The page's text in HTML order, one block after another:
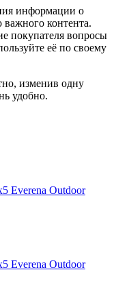
информации о
важного контента.
покупателя вопросы
её по своему
изменив одну
удобно.
Everena Outdoor
Everena Outdoor